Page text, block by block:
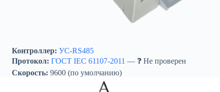
Контроллер: УС-RS485
Протокол: ГОСТ IEC 61107-2011 — ❓ Не проверен
Скорость: 9600 (по умолчанию)